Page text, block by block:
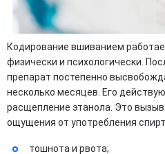
Кодирование вшиванием
физически и психологически.
препарат постепенно
несколько месяцев. Его
расщепление этанола. Это
ощущения от употребления
тошнота и рвота;